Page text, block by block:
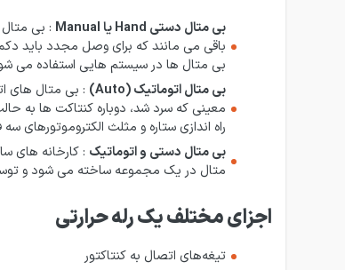
بی متال دستی Hand یا Manual
: بی
بی متال ها در سیستم هایی استفاده می
بی متال اتوماتیک (Auto)
: بی متال های
معینی که سرد شد، دوباره کنتاکت ها به
راه اندازی ستاره و مثلث
بی متال دستی و اتوماتیک : کارخانه های
متال در یک مجموعه ساخته می شود و
اجزای مختلف یک رله حرارتی
تیغه‌های اتصال به کنتاکتور